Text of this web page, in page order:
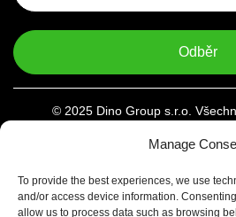
Manage
To provide the best experiences, we use
and/or access device information.
allow us to process data such as browsing
Odběr
© 2025 Dino Group s.r.o.